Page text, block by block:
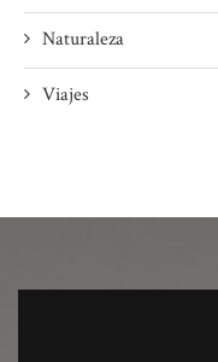
Naturaleza
Viajes